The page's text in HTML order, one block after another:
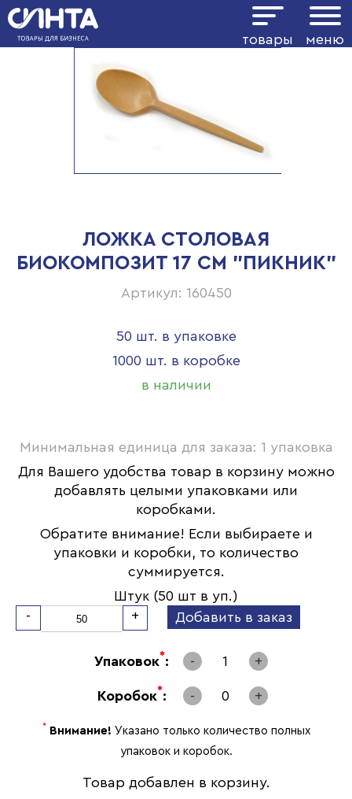
товары меню
ЛОЖКА СТОЛОВАЯ
БИОКОМПОЗИТ 17 СМ "ПИКНИК"
Артикул: 160450
50 шт. в упаковке
1000 шт. в коробке
в наличии
Минимальная единица для заказа: 1 упаковка
Для Вашего удобства товар в корзину можно
добавлять целыми упаковками или
коробками.
Обратите внимание! Если выбираете и
упаковки и коробки, то количество
суммируется.
Штук (50 шт в уп.)
-
+ Добавить в заказ
Упаковок*: - 1 +
Коробок*: - 0 +
* Внимание! Указано только количество полных
упаковок и коробок.
Товар добавлен в корзину.